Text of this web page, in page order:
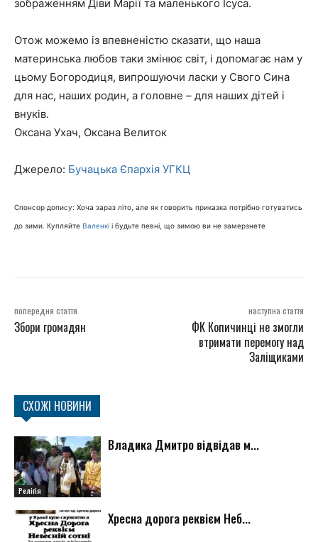
зображенням Діви Марії та маленького Ісуса.
Отож можемо із впевненістю сказати, що наша
материнська любов таки змінює світ, і допомагає нам у
цьому Богородиця, випрошуючи ласки у Свого Сина
для нас, наших родин, а головне – для наших дітей і
внуків.
Оксана Ухач, Оксана Велиток
Джерело: Бучацька Єпархія УГКЦ
Спонсор допису: Хоча зараз літо, але як говорить приказка потрібно готуватись
до зими. Купляйте Валенкі і будьте певні, що зимою ви не замерзнете
попередня стаття
Збори громадян
наступна стаття
ФК Копичинці не змогли
втримати перемогу над
Заліщиками
СХОЖІ НОВИНИ
Релігія
Владика Дмитро відвідав м...
Хресна дорога реквієм Неб...